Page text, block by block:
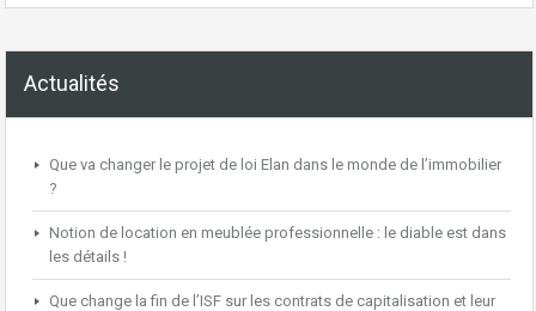
Actualités
Que va changer le projet de loi Elan dans le monde de l’immobilier
?
Notion de location en meublée professionnelle : le diable est dans
les détails !
Que change la fin de l’ISF sur les contrats de capitalisation et leur